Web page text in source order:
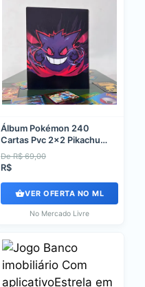
Álbum Pokémon 240
Cartas Pvc 2x2 Pikachu
Gengar 2026 Violeta
De R$ 69,00
R$
VER OFERTA NO ML
No Mercado Livre